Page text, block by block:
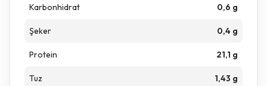
Karbonhidrat 0,6 g
Şeker 0,4 g
Protein 21,1 g
Tuz 1,43 g